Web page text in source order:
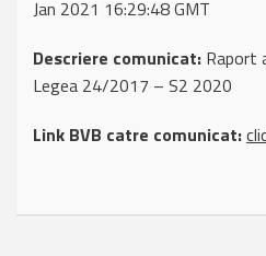
Jan 2021 16:29:48 GMT
Descriere comunicat: Raport
Legea 24/2017 – S2 2020
Link BVB catre comunicat: